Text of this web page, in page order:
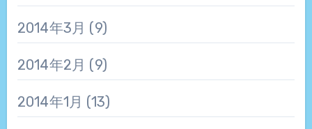
2014年3月 (9)
2014年2月 (9)
2014年1月 (13)